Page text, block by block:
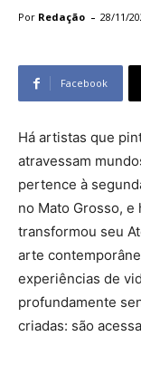
Por Redação - 28/11/
Facebook
Há artistas que
atravessam
pertence à
no Mato Grosso, e
transformou seu
arte
experiências de
profundamente
criadas: são